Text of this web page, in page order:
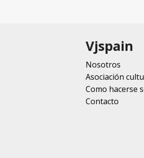
Vjspain
Nosotros
Asociación
Como hacerse
Contacto